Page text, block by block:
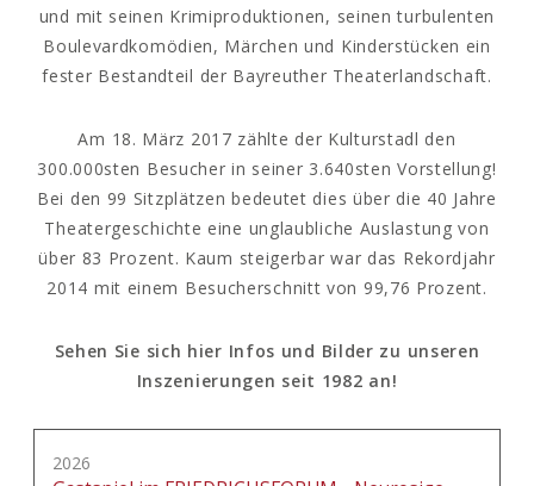
und mit seinen Krimiproduktionen, seinen turbulenten
Boulevardkomödien, Märchen und Kinderstücken ein
fester Bestandteil der Bayreuther Theaterlandschaft.
Am 18. März 2017 zählte der Kulturstadl den
300.000sten Besucher in seiner 3.640sten Vorstellung!
Bei den 99 Sitzplätzen bedeutet dies über die 40 Jahre
Theatergeschichte eine unglaubliche Auslastung von
über 83 Prozent. Kaum steigerbar war das Rekordjahr
2014 mit einem Besucherschnitt von 99,76 Prozent.
Sehen Sie sich hier Infos und Bilder zu unseren
Inszenierungen seit 1982 an!
2026